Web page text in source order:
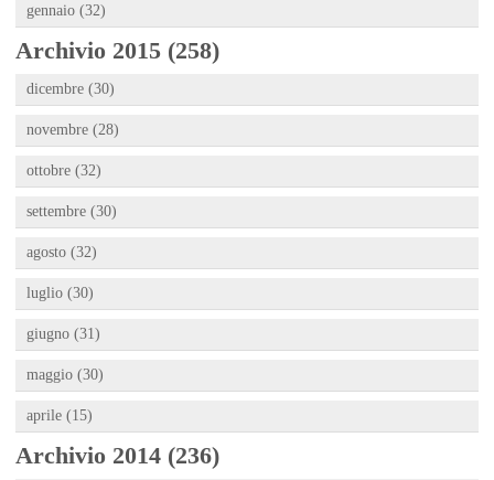
gennaio (32)
Archivio 2015 (258)
dicembre (30)
novembre (28)
ottobre (32)
settembre (30)
agosto (32)
luglio (30)
giugno (31)
maggio (30)
aprile (15)
Archivio 2014 (236)